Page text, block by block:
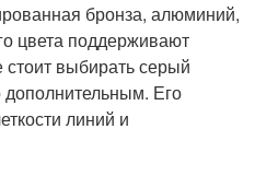
бронза, алюминий,
цвета поддерживают
стоит выбирать серый
Его
линий и